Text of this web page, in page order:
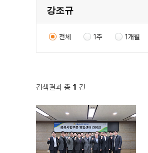
전체 1주 1개월
검색결과 총 1 건